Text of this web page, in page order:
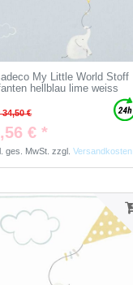
My Little World Stoff
hellblau lime weiss
34,50 €
€ *
ges. MwSt. zzgl.Versandkosten